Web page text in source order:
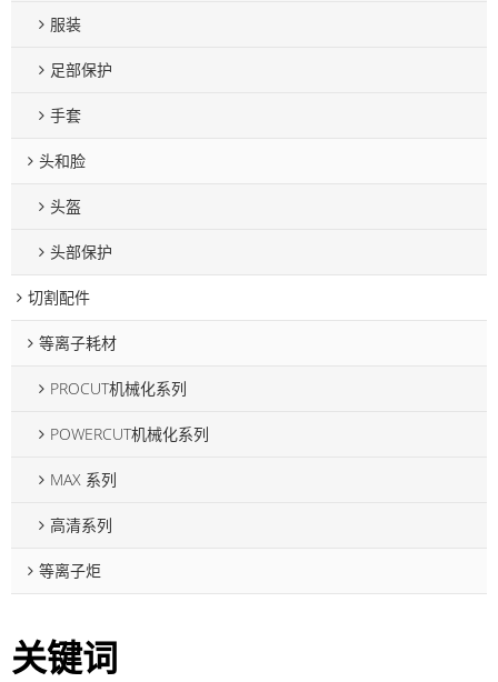
服装
足部保护
手套
头和脸
头盔
头部保护
切割配件
等离子耗材
PROCUT机械化系列
POWERCUT机械化系列
MAX 系列
高清系列
等离子炬
关键词